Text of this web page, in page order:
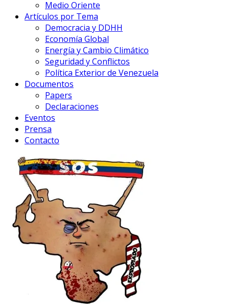
Medio Oriente
Artículos por Tema
Democracia y DDHH
Economía Global
Energía y Cambio Climático
Seguridad y Conflictos
Política Exterior de Venezuela
Documentos
Papers
Declaraciones
Eventos
Prensa
Contacto